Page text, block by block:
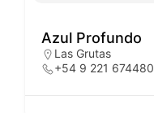
Azul Profundo
Las Grutas
+54 9 221 674480